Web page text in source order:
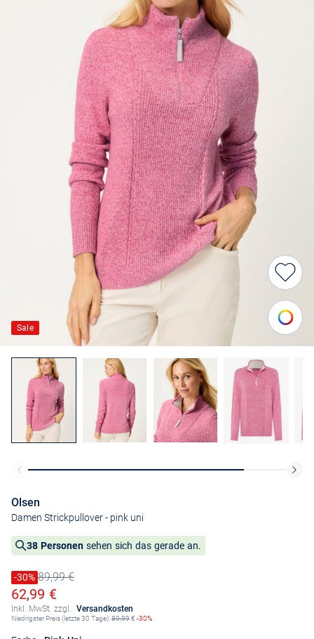
Sale
Olsen
Damen Strickpullover- pink uni
38 Personen sehen sich das gerade an.
Preis reduziert um
-30%
Alter Preis89,99 €
Ermäßigter Preis
62,99 €
Inkl. MwSt. zzgl. Versandkosten
Niedrigster Preis (letzte 30 Tage):89,99€ -30%